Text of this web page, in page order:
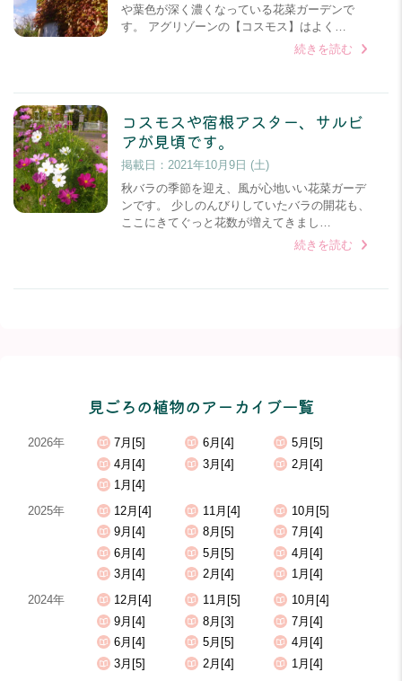
や葉色が深く濃くなっている花菜ガーデンで
す。 アグリゾーンの【コスモス】はよく…
続きを読む
コスモスや宿根アスター、サルビ
アが見頃です。
掲載日：2021年10月9日 (土)
秋バラの季節を迎え、風が心地いい花菜ガーデ
ンです。 少しのんびりしていたバラの開花も、
ここにきてぐっと花数が増えてきまし…
続きを読む
見ごろの植物のアーカイブ一覧
2026年 7月[5] 6月[4]
5月[5]
4月[4]
3月[4]
2月[4]
1月[4]
2025年
12月[4] 11月[4]
10月[5]
9月[4]
8月[5]
7月[4]
6月[4]
5月[5]
4月[4]
3月[4]
2月[4]
1月[4]
2024年
12月[4] 11月[5]
10月[4]
9月[4]
8月[3]
7月[4]
6月[4]
5月[5]
4月[4]
3月[5]
2月[4]
1月[4]